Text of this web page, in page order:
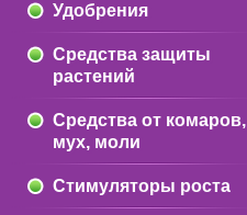
Удобрения
Средства защиты
растений
Средства от комаров,
мух, моли
Стимуляторы роста